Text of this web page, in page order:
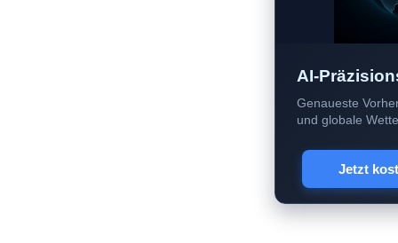
AI-
Genaueste
und globale
Jetzt